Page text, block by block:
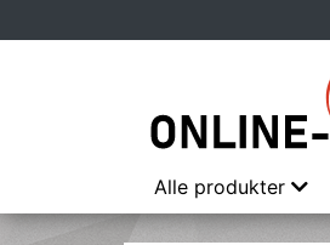
Alle produkter